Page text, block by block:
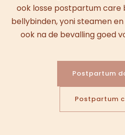
ook losse postpartum care
bellybinden, yoni steamen
ook na de bevalling goed
Postpartum
Postpartum